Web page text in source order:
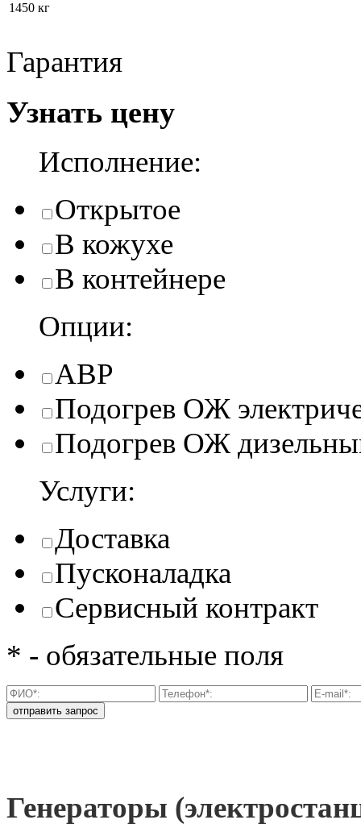
1450 кг
Гарантия
Узнать цену
Исполнение:
Открытое
В кожухе
В контейнере
Опции:
АВР
Подогрев ОЖ
Подогрев ОЖ
Услуги:
Доставка
Пусконаладка
Сервисный контракт
* - обязательные поля
Генераторы